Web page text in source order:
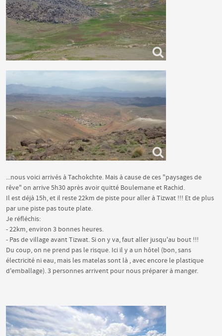
...nous voici arrivés à Tachokchte. Mais à cause de ces "paysages de
rêve" on arrive 5h30 après avoir quitté Boulemane et Rachid.
Il est déjà 15h, et il reste 22km de piste pour aller à Tizwat !!! Et de plus
par une piste pas toute plate.
Je réfléchis:
- 22km, environ 3 bonnes heures.
- Pas de village avant Tizwat. Si on y va, faut aller jusqu'au bout !!!
Du coup, on ne prend pas le risque. Ici il y a un hôtel (bon, sans
électricité ni eau, mais les matelas sont là , avec encore le plastique
d'emballage). 3 personnes arrivent pour nous préparer à manger.